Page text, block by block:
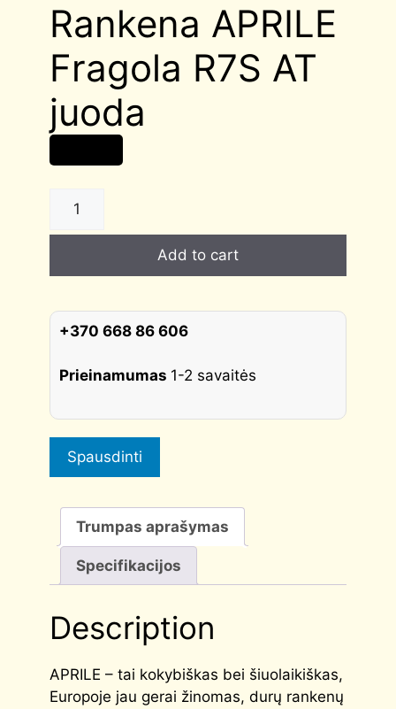
Rankena APRILE
Fragola R7S AT
juoda
APRILE
juoda
quantity
Add to cart
+370 668 86 606
Prieinamumas 1-2 savaitės
Spausdinti
Trumpas aprašymas
Specifikacijos
Description
APRILE – tai kokybiškas bei šiuolaikiškas,
Europoje jau gerai žinomas, durų rankenų